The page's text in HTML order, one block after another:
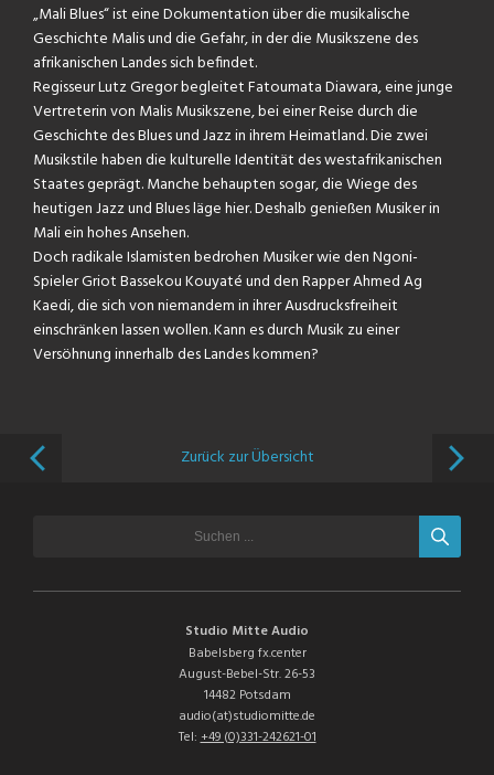
„Mali Blues“ ist eine Dokumentation über die musikalische
Geschichte Malis und die Gefahr, in der die Musikszene des
afrikanischen Landes sich befindet.
Regisseur Lutz Gregor begleitet Fatoumata Diawara, eine junge
Vertreterin von Malis Musikszene, bei einer Reise durch die
Geschichte des Blues und Jazz in ihrem Heimatland. Die zwei
Musikstile haben die kulturelle Identität des westafrikanischen
Staates geprägt. Manche behaupten sogar, die Wiege des
heutigen Jazz und Blues läge hier. Deshalb genießen Musiker in
Mali ein hohes Ansehen.
Doch radikale Islamisten bedrohen Musiker wie den Ngoni-
Spieler Griot Bassekou Kouyaté und den Rapper Ahmed Ag
Kaedi, die sich von niemandem in ihrer Ausdrucksfreiheit
einschränken lassen wollen. Kann es durch Musik zu einer
Versöhnung innerhalb des Landes kommen?
Zurück zur Übersicht
Studio Mitte Audio
Babelsberg fx.center
August-Bebel-Str. 26-53
14482 Potsdam
audio(at)studiomitte.de
Tel:+49 (0)331-242621-01